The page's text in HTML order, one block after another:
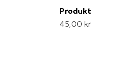
Produkt
45,00 kr